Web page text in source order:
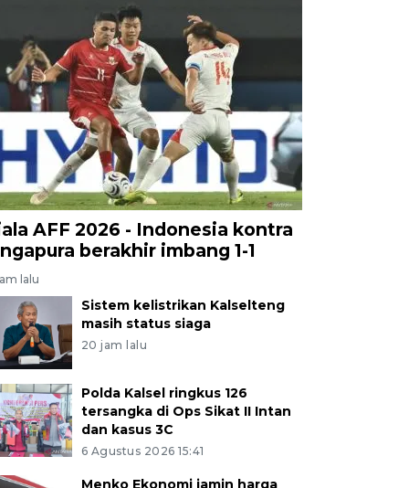
AFF 2026 - Indonesia kontra
berakhir imbang 1-1
lalu
Sistem kelistrikan Kalselteng
masih status siaga
20 jam lalu
Polda Kalsel ringkus 126
tersangka di Ops Sikat II Intan
dan kasus 3C
6 Agustus 2026 15:41
Menko Ekonomi jamin harga